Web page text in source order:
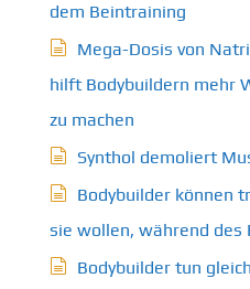
dem Beintraining
Mega-Dosis von
hilft Bodybuildern mehr
zu machen
Synthol demoliert
Bodybuilder können
sie wollen, während des
Bodybuilder tun